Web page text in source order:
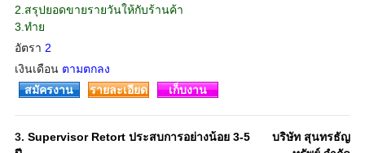
2.สรุปยอดขายรายวันให้กับร้านค้า
3.ทำย
อัตรา 2
เงินเดือน ตามตกลง
สมัครงาน รายละเอียด เก็บงาน
3. Supervisor Retort ประสบการอย่างน้อย 3-5
บริษัท สุนทรธัญ